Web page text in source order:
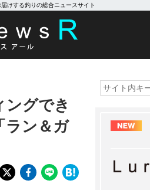
けする釣りの総合ニュースサイト
グでき
ラン＆ガ